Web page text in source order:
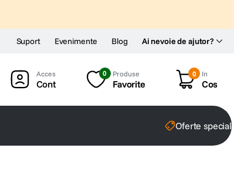
Ai nevoie de ajutor?
Suport Evenimente Blog
Cont
0 Produse
Favorite
0 In
Cos
Oferte